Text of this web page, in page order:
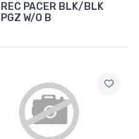
REC PACER BLK/BLK
PGZ W/O B